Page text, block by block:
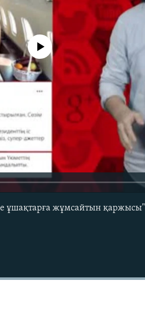
source currently available
ұшақтарға жұмсайтын қаржысы"